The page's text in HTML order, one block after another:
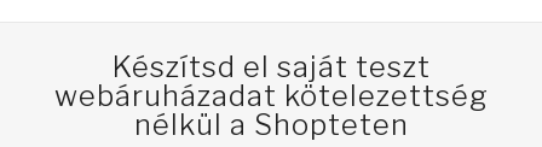
Készítsd el saját teszt
webáruházadat kötelezettség
nélkül a Shopteten